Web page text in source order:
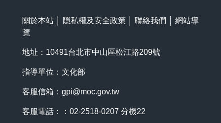
關於本站 隱私權及安全政策 聯絡我們
網站導
覽
地址：10491台北市中山區松江路209號
指導單位：文化部
客服信箱： gpi@moc.gov.tw
客服電話：：02-2518-0207 分機22